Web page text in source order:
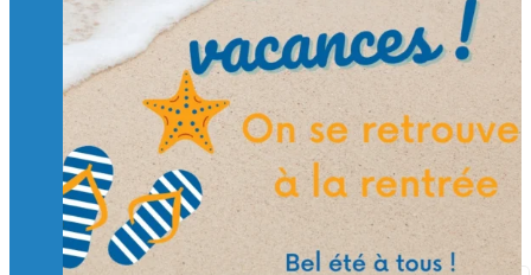
et contribuons ensemble à former les générations
d’ingénieurs de demain. 🙏
Merci à tous !
🎯 Taxe d’apprentissage 2026 : avec l'Isep, investissez pour
un numérique au service de l'humain !
À l’Isep, nous formons des ingénieurs, des bachelors, des
Mastères Spécialisés, qui allient excellence technologique et
valeurs humaines, au cœur de notre pro
...Voir plus
il y a 2 mois